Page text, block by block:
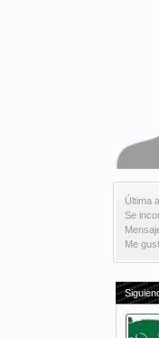
Última
Se
Me